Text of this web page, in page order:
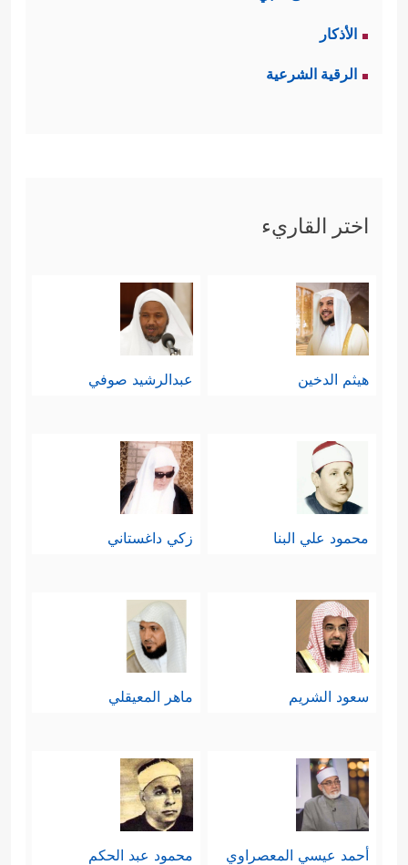
الأذكار
الرقية الشرعية
اختر القاريء
هيثم الدخين عبدالرشيد صوفي
محمود علي البنا زكي داغستاني
سعود الشريم ماهر المعيقلي
أحمد عيسي المعصراوي محمود عبد الحكم